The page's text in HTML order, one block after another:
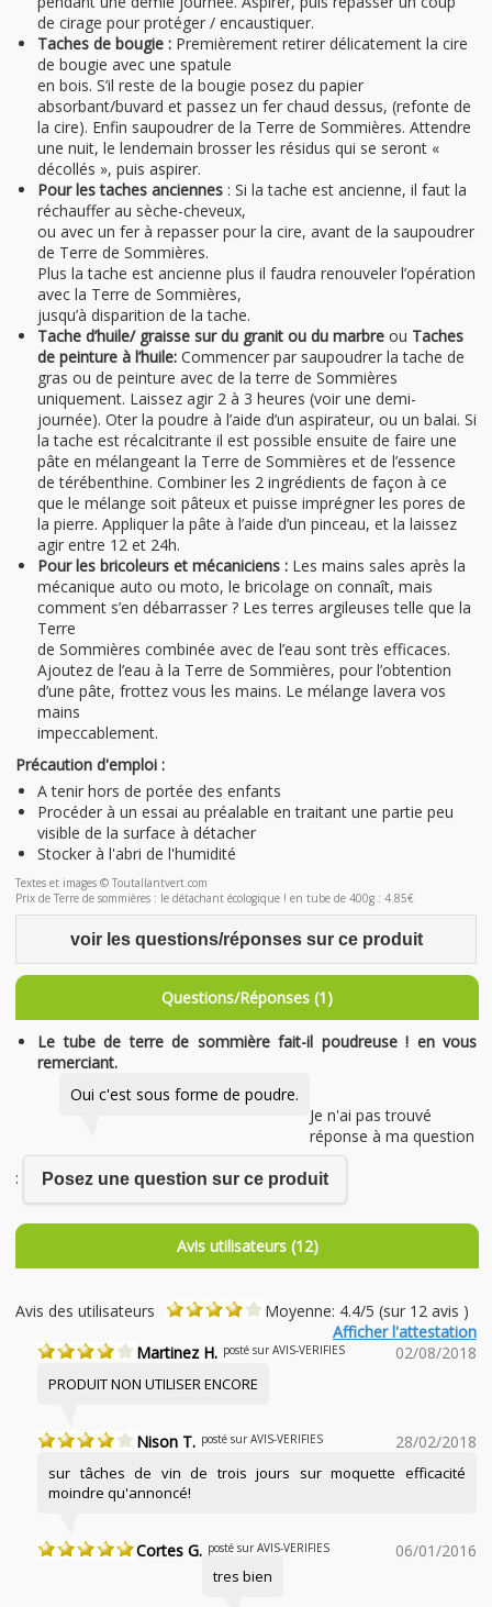
de cirage pour protéger / encaustiquer.
Taches de bougie : Premièrement retirer délicatement la cire
de bougie avec une spatule
en bois. S’il reste de la bougie posez du papier
absorbant/buvard et passez un fer chaud dessus, (refonte de
la cire). Enfin saupoudrer de la Terre de Sommières. Attendre
une nuit, le lendemain brosser les résidus qui se seront «
décollés », puis aspirer.
Pour les taches anciennes : Si la tache est ancienne, il faut la
réchauffer au sèche-cheveux,
ou avec un fer à repasser pour la cire, avant de la saupoudrer
de Terre de Sommières.
Plus la tache est ancienne plus il faudra renouveler l’opération
avec la Terre de Sommières,
jusqu’à disparition de la tache.
Tache d’huile/ graisse sur du granit ou du marbre ou Taches
de peinture à l’huile: Commencer par saupoudrer la tache de
gras ou de peinture avec de la terre de Sommières
uniquement. Laissez agir 2 à 3 heures (voir une demi-
journée). Oter la poudre à l’aide d’un aspirateur, ou un balai. Si
la tache est récalcitrante il est possible ensuite de faire une
pâte en mélangeant la Terre de Sommières et de l’essence
de térébenthine. Combiner les 2 ingrédients de façon à ce
que le mélange soit pâteux et puisse imprégner les pores de
la pierre. Appliquer la pâte à l’aide d’un pinceau, et la laissez
agir entre 12 et 24h.
Pour les bricoleurs et mécaniciens : Les mains sales après la
mécanique auto ou moto, le bricolage on connaît, mais
comment s’en débarrasser ? Les terres argileuses telle que la
Terre
de Sommières combinée avec de l’eau sont très efficaces.
Ajoutez de l’eau à la Terre de Sommières, pour l’obtention
d’une pâte, frottez vous les mains. Le mélange lavera vos
mains
impeccablement.
Précaution d'emploi :
A tenir hors de portée des enfants
Procéder à un essai au préalable en traitant une partie peu
visible de la surface à détacher
Stocker à l'abri de l'humidité
Textes et images © Toutallantvert.com
Prix de Terre de sommières : le détachant écologique ! en tube de 400g : 4.85€
voir les questions/réponses sur ce produit
Questions/Réponses (1)
Le tube de terre de sommière fait-il poudreuse ! en vous
remerciant.
Oui c'est sous forme de poudre.
Je n'ai pas trouvé
réponse à ma question
:
Posez une question sur ce produit
Avis utilisateurs (12)
Avis des utilisateurs
Moyenne: 4.4/5 (sur 12 avis )
Afficher l'attestation
Martinez H. posté sur AVIS-VERIFIES 02/08/2018
PRODUIT NON UTILISER ENCORE
Nison T. posté sur AVIS-VERIFIES 28/02/2018
sur tâches de vin de trois jours sur moquette efficacité
moindre qu'annoncé!
Cortes G. posté sur AVIS-VERIFIES 06/01/2016
tres bien